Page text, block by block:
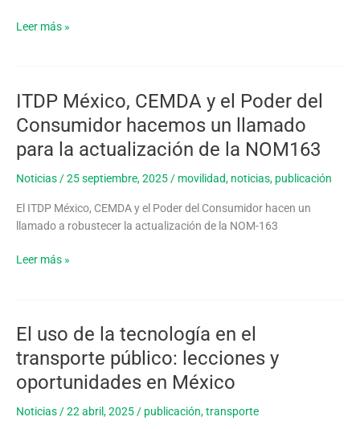
del
Leer más »
ITDP México, CEMDA y el Poder del
Consumidor hacemos un llamado
para la actualización de la NOM163
Noticias /25 septiembre, 2025 / movilidad, noticias, publicación
El ITDP México, CEMDA y el Poder del Consumidor hacen un
llamado a robustecer la actualización de la NOM-163
ITDP
CEMDA
y
Poder
del
Consumidor
un
actualización
de
la
NOM163
Leer más »
El uso de la tecnología en el
transporte público: lecciones y
oportunidades en México
Noticias /22 abril, 2025 / publicación,transporte
El
de
la
en